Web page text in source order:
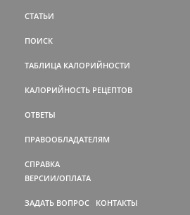
СТАТЬИ
ПОИСК
ТАБЛИЦА КАЛОРИЙНОСТИ
КАЛОРИЙНОСТЬ РЕЦЕПТОВ
ОТВЕТЫ
ПРАВООБЛАДАТЕЛЯМ
СПРАВКА
ВЕРСИИ/ОПЛАТА
ЗАДАТЬ ВОПРОС КОНТАКТЫ